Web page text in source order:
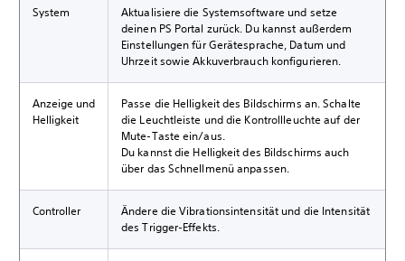
System
Aktualisiere die Systemsoftware und setze
deinen PS Portal zurück. Du kannst außerdem
Einstellungen für Gerätesprache, Datum und
Uhrzeit sowie Akkuverbrauch konfigurieren.
Anzeige und
Helligkeit
Passe die Helligkeit des Bildschirms an. Schalte
die Leuchtleiste und die Kontrollleuchte auf der
Mute-Taste ein/aus.
Du kannst die Helligkeit des Bildschirms auch
über das Schnellmenü anpassen.
Controller
Ändere die Vibrationsintensität und die Intensität
des Trigger-Effekts.